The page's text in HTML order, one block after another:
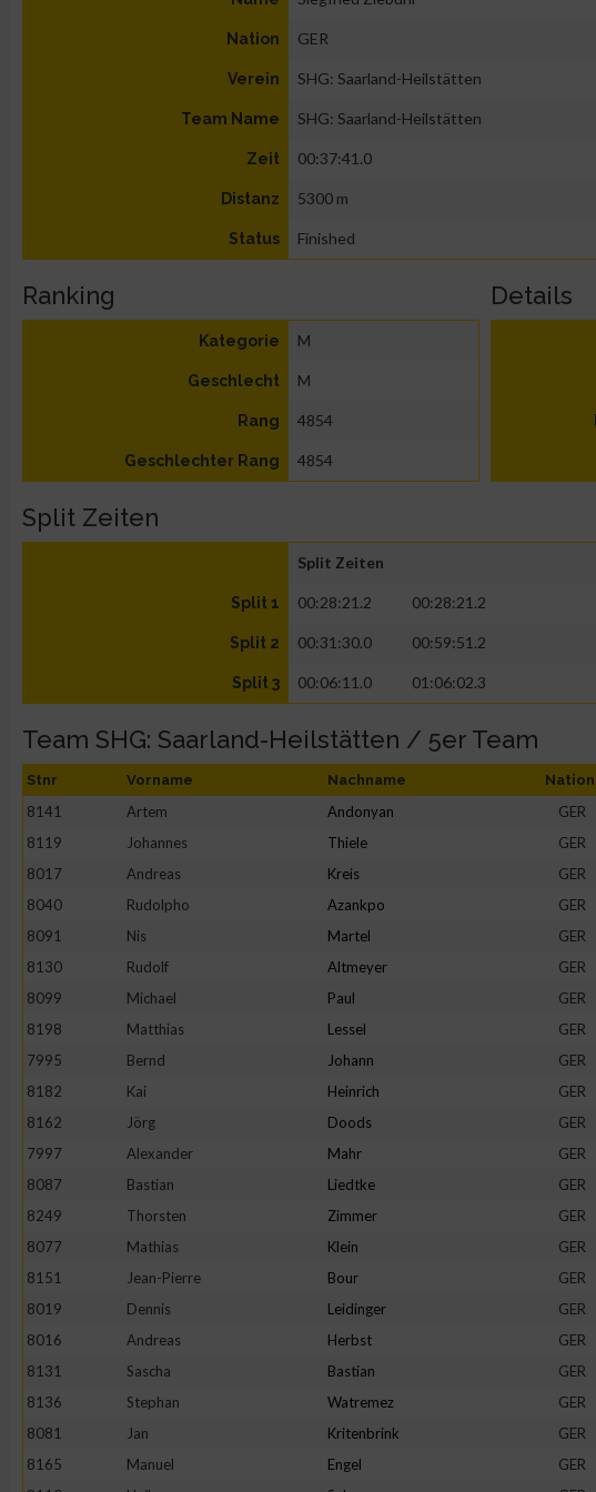
Nation GER
Verein SHG: Saarland-Heilstätten
Team Name SHG: Saarland-Heilstätten
Zeit 00:37:41.0
Distanz 5300 m
Status Finished
Ranking
Kategorie M
Geschlecht M
Rang 4854
Geschlechter Rang 4854
Details
Split Zeiten
Split Zeiten
Split 1 00:28:21.2 00:28:21.2
Split 2 00:31:30.0 00:59:51.2
Split 3 00:06:11.0 01:06:02.3
Team SHG: Saarland-Heilstätten / 5er Team
Stnr Vorname Nachname Nation
8141 Artem Andonyan GER
8119
Johannes Thiele GER
8017
Andreas Kreis GER
8040
Rudolpho Azankpo GER
8091
Nis Martel GER
8130
Rudolf Altmeyer GER
8099
Michael Paul GER
8198
Matthias Lessel GER
7995
Bernd Johann GER
8182
Kai Heinrich GER
8162
Jörg Doods GER
7997
Alexander Mahr GER
8087
Bastian Liedtke GER
8249
Thorsten Zimmer GER
8077
Mathias Klein GER
8151
Jean-Pierre Bour GER
8019
Dennis Leidinger GER
8016
Andreas Herbst GER
8131
Sascha Bastian GER
8136
Stephan Watremez GER
8081
Jan Kritenbrink GER
8165
Manuel Engel GER